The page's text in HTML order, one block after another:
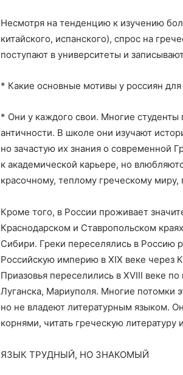
Несмотря на тенденцию к изучению
китайского, испанского), спрос на
поступают в университеты и
* Какие основные мотивы у россиян для
* Они у каждого свои. Многие студенты
античности. В школе они изучают
но зачастую их знания о современной
к академической карьере, но
красочному, теплому греческому
Кроме того, в России проживает
Краснодарском и Ставропольском
Сибири. Греки переселялись в Россию
Российскую империю в XIX веке через
Приазовья переселились в XVIII веке
Луганска, Мариуполя. Многие потомки
но не владеют литературным языком.
корнями, читать греческую литературу
ЯЗЫК ТРУДНЫЙ, НО ЗНАКОМЫЙ